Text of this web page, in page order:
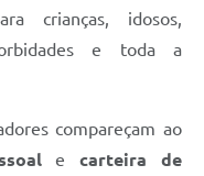
crianças, idosos,
e toda a
compareçam ao
ecarteira de